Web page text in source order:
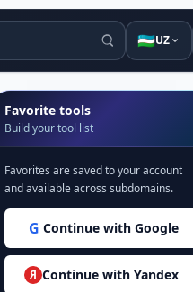
🇺🇿UZ
Favorite tools
Build your tool list
Favorites are saved to your account
and available across subdomains.
G Continue with Google
Я Continue with Yandex